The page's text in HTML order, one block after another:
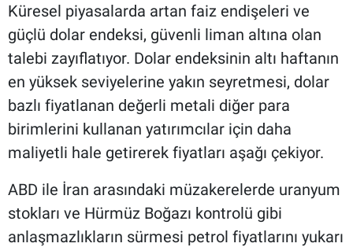
Küresel piyasalarda artan faiz endişeleri ve
güçlü dolar endeksi, güvenli liman altına olan
talebi zayıflatıyor. Dolar endeksinin altı haftanın
en yüksek seviyelerine yakın seyretmesi, dolar
bazlı fiyatlanan değerli metali diğer para
birimlerini kullanan yatırımcılar için daha
maliyetli hale getirerek fiyatları aşağı çekiyor.
ABD ile İran arasındaki müzakerelerde uranyum
stokları ve Hürmüz Boğazı kontrolü gibi
anlaşmazlıkların sürmesi petrol fiyatlarını yukarı